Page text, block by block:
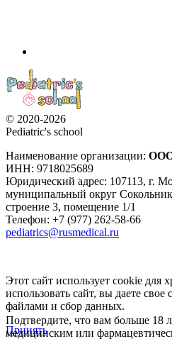
© 2020-2026
Pediatric's school
Наименование организации:
ИНН: 9718025689
Юридический адрес: 107113, г.
муниципальный округ
строение 3, помещение 1/1
Телефон: +7 (977) 262-58-66
pediatrics@rusmedical.ru
Этот сайт использует cookie для
использовать сайт, вы даете свое
файлами и сбор данных.
Принять
Подтвердите, что вам больше 18
медицинским или